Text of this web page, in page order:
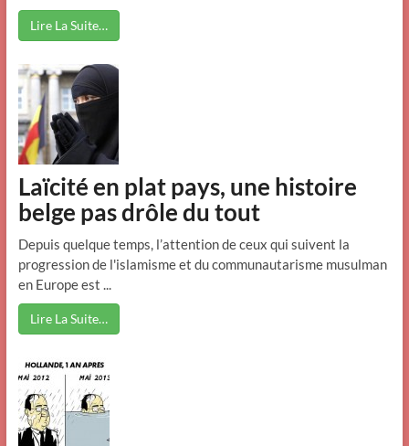
Lire La Suite…
Laïcité en plat pays, une histoire
belge pas drôle du tout
Depuis quelque temps, l’attention de ceux qui suivent la
progression de l'islamisme et du communautarisme musulman
en Europe est ...
Lire La Suite…